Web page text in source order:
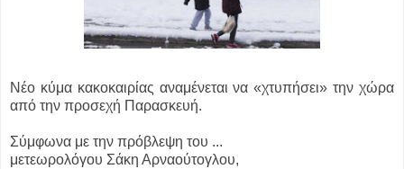
Νέο κύμα κακοκαιρίας αναμένεται να «χτυπήσει» την χώρα
από την προσεχή Παρασκευή.
Σύμφωνα με την πρόβλεψη του ...
μετεωρολόγου Σάκη Αρναούτογλου,